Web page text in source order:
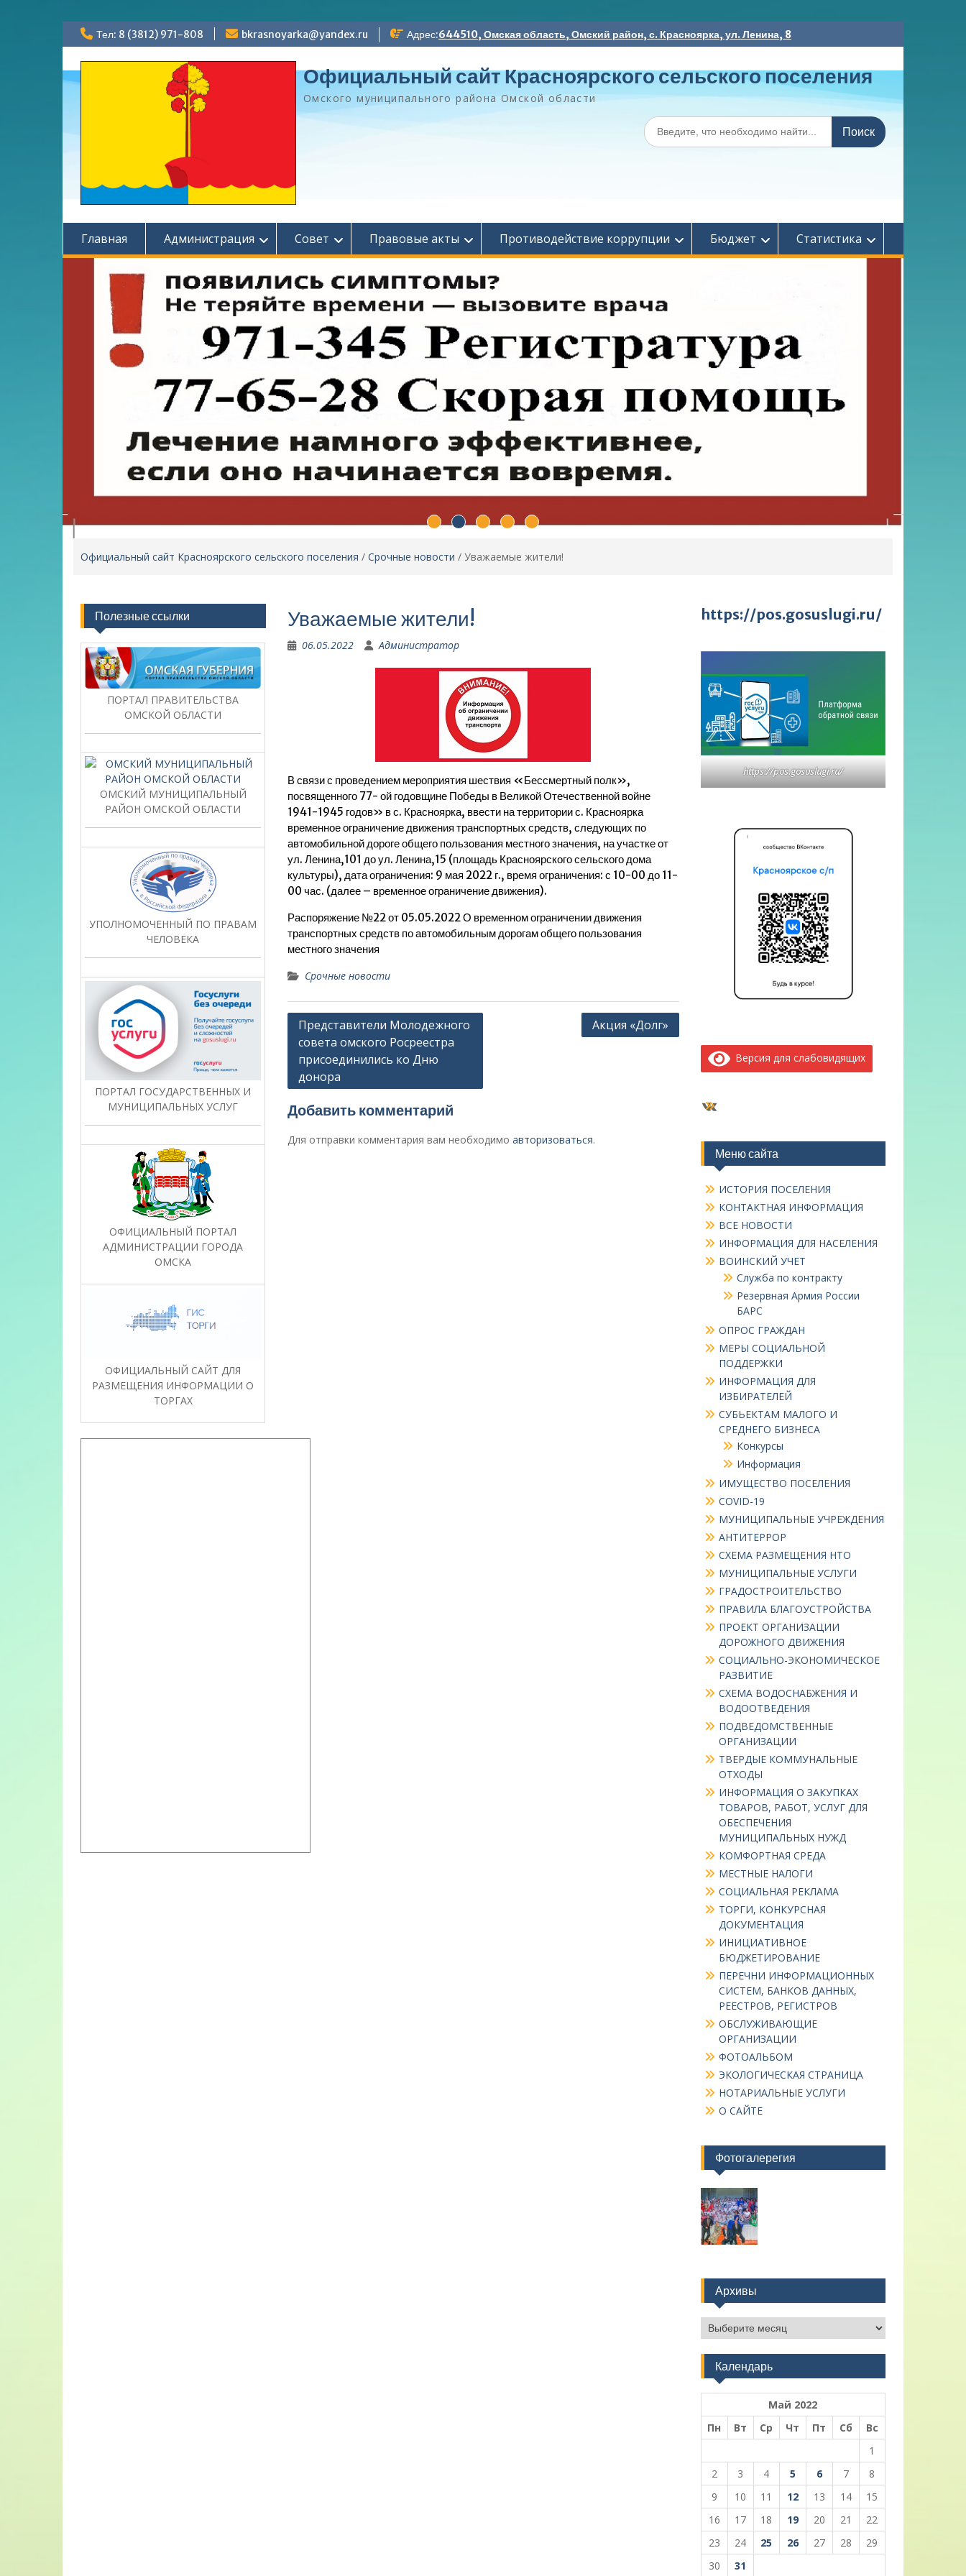
Перейти
к
содержимому
Тел: 8 (3812) 971-808 bkrasnoyarka@yandex.ru Адрес:644510, Омская область, Омский район, с. Красноярка, ул. Ленина, 8
Официальный сайт Красноярского сельского поселения
Омского муниципального района Омской области
Поиск
по:
Главная Администрация Совет Правовые акты Противодействие коррупции Бюджет Статистика
Официальный сайт Красноярского сельского поселения / Срочные новости / Уважаемые жители!
Уважаемые жители!
06.05.2022 Администратор
В связи с проведением мероприятия шествия «Бессмертный полк»,
посвященного 77- ой годовщине Победы в Великой Отечественной войне
1941-1945 годов» в с. Красноярка, ввести на территории с. Красноярка
временное ограничение движения транспортных средств, следующих по
автомобильной дороге общего пользования местного значения, на участке от
ул. Ленина,101 до ул. Ленина,15 (площадь Красноярского сельского дома
культуры), дата ограничения: 9 мая 2022 г., время ограничения: с 10-00 до 11-
00 час. (далее – временное ограничение движения).
Распоряжение №22 от 05.05.2022 О временном ограничении движения
транспортных средств по автомобильным дорогам общего пользования
местного значения
Срочные новости
Навигация
по
записям
Представители Молодежного
совета омского Росреестра
присоединились ко Дню
донора
Акция «Долг»
Добавить комментарий
Для отправки комментария вам необходимо авторизоваться.
https://pos.gosuslugi.ru/
https://pos.gosuslugi.ru/
Версия для слабовидящих
ВКонтакте
Меню сайта
ИСТОРИЯ ПОСЕЛЕНИЯ
КОНТАКТНАЯ ИНФОРМАЦИЯ
ВСЕ НОВОСТИ
ИНФОРМАЦИЯ ДЛЯ НАСЕЛЕНИЯ
ВОИНСКИЙ УЧЕТ
Служба по контракту
Резервная Армия России
БАРС
ОПРОС ГРАЖДАН
МЕРЫ СОЦИАЛЬНОЙ
ПОДДЕРЖКИ
ИНФОРМАЦИЯ ДЛЯ
ИЗБИРАТЕЛЕЙ
СУБЬЕКТАМ МАЛОГО И
СРЕДНЕГО БИЗНЕСА
Конкурсы
Информация
ИМУЩЕСТВО ПОСЕЛЕНИЯ
COVID-19
МУНИЦИПАЛЬНЫЕ УЧРЕЖДЕНИЯ
АНТИТЕРРОР
СХЕМА РАЗМЕЩЕНИЯ НТО
МУНИЦИПАЛЬНЫЕ УСЛУГИ
ГРАДОСТРОИТЕЛЬСТВО
ПРАВИЛА БЛАГОУСТРОЙСТВА
ПРОЕКТ ОРГАНИЗАЦИИ
ДОРОЖНОГО ДВИЖЕНИЯ
СОЦИАЛЬНО-ЭКОНОМИЧЕСКОЕ
РАЗВИТИЕ
СХЕМА ВОДОСНАБЖЕНИЯ И
ВОДООТВЕДЕНИЯ
ПОДВЕДОМСТВЕННЫЕ
ОРГАНИЗАЦИИ
ТВЕРДЫЕ КОММУНАЛЬНЫЕ
ОТХОДЫ
ИНФОРМАЦИЯ О ЗАКУПКАХ
ТОВАРОВ, РАБОТ, УСЛУГ ДЛЯ
ОБЕСПЕЧЕНИЯ
МУНИЦИПАЛЬНЫХ НУЖД
КОМФОРТНАЯ СРЕДА
МЕСТНЫЕ НАЛОГИ
СОЦИАЛЬНАЯ РЕКЛАМА
ТОРГИ, КОНКУРСНАЯ
ДОКУМЕНТАЦИЯ
ИНИЦИАТИВНОЕ
БЮДЖЕТИРОВАНИЕ
ПЕРЕЧНИ ИНФОРМАЦИОННЫХ
СИСТЕМ, БАНКОВ ДАННЫХ,
РЕЕСТРОВ, РЕГИСТРОВ
ОБСЛУЖИВАЮЩИЕ
ОРГАНИЗАЦИИ
ФОТОАЛЬБОМ
ЭКОЛОГИЧЕСКАЯ СТРАНИЦА
НОТАРИАЛЬНЫЕ УСЛУГИ
О САЙТЕ
Фотогалерегия
Архивы
Архивы
Календарь
Май 2022
Пн
Вт Ср Чт Пт Сб
Вс
1
2
3 4 5 6 7
8
9
10 11 12 13 14
15
16
17 18 19 20 21
22
23
24 25 26 27 28
29
30
31
Полезные ссылки
ПОРТАЛ ПРАВИТЕЛЬСТВА
ОМСКОЙ ОБЛАСТИ
ОМСКИЙ МУНИЦИПАЛЬНЫЙ
РАЙОН ОМСКОЙ ОБЛАСТИ
УПОЛНОМОЧЕННЫЙ ПО ПРАВАМ
ЧЕЛОВЕКА
ПОРТАЛ ГОСУДАРСТВЕННЫХ И
МУНИЦИПАЛЬНЫХ УСЛУГ
ОФИЦИАЛЬНЫЙ ПОРТАЛ
АДМИНИСТРАЦИИ ГОРОДА
ОМСКА
ОФИЦИАЛЬНЫЙ САЙТ ДЛЯ
РАЗМЕЩЕНИЯ ИНФОРМАЦИИ О
ТОРГАХ